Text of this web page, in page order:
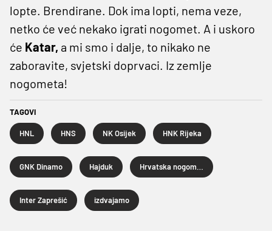
lopte. Brendirane. Dok ima lopti, nema veze,
netko će već nekako igrati nogomet. A i uskoro
će Katar, a mi smo i dalje, to nikako ne
zaboravite, svjetski doprvaci. Iz zemlje
nogometa!
TAGOVI
HNL HNS NK Osijek HNK Rijeka
GNK Dinamo Hajduk
Inter Zaprešić izdvajamo